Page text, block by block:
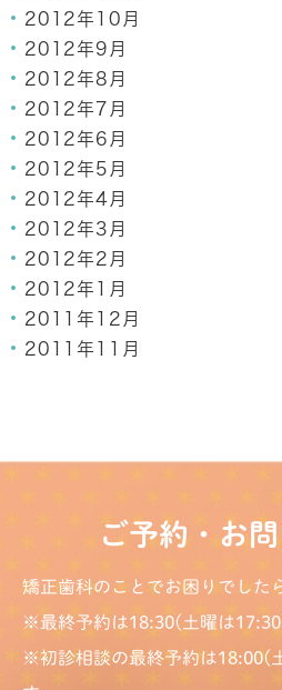
2012年10月
2012年9月
2012年8月
2012年7月
2012年6月
2012年5月
2012年4月
2012年3月
2012年2月
2012年1月
2011年12月
2011年11月
ご予約・お
矯正歯科のことでお困りでした
※最終予約は18:30(土曜は
※初診相談の最終予約は18:00(